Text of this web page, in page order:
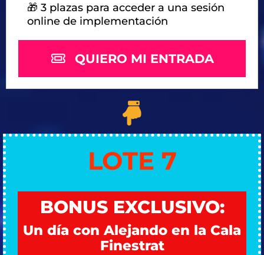
🎁 3 plazas para acceder a una sesión
online de implementación
QUIERO MI ENTRADA
LOTE 7
BONUS EXCLUSIVO:
Un día con Alejando en la Cala
Finestrat